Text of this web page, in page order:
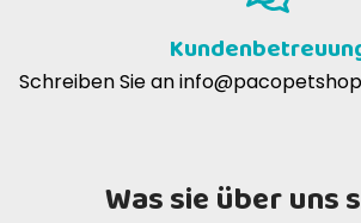
Schreiben Sie an
Was sie über uns